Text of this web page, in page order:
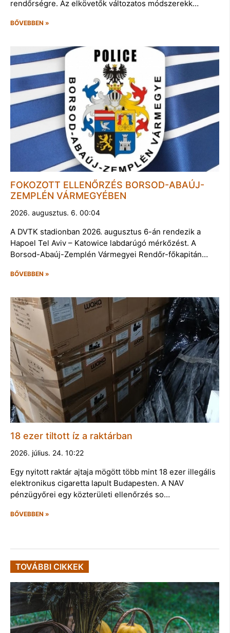
rendőrségre. Az elkövetők változatos módszerekk…
BŐVEBBEN »
FOKOZOTT ELLENŐRZÉS BORSOD-ABAÚJ-
ZEMPLÉN VÁRMEGYÉBEN
2026. augusztus. 6. 00:04
A DVTK stadionban 2026. augusztus 6-án rendezik a
Hapoel Tel Aviv – Katowice labdarúgó mérkőzést. A
Borsod-Abaúj-Zemplén Vármegyei Rendőr-főkapitán…
BŐVEBBEN »
18 ezer tiltott íz a raktárban
2026. július. 24. 10:22
Egy nyitott raktár ajtaja mögött több mint 18 ezer illegális
elektronikus cigaretta lapult Budapesten. A NAV
pénzügyőrei egy közterületi ellenőrzés so…
BŐVEBBEN »
TOVÁBBI CIKKEK